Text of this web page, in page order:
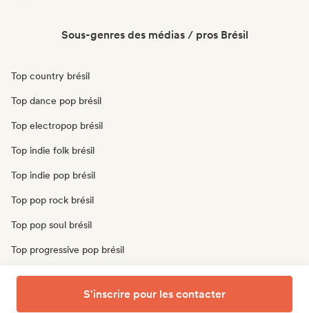
Sous-genres des médias / pros Brésil
Top country brésil
Top dance pop brésil
Top electropop brésil
Top indie folk brésil
Top indie pop brésil
Top pop rock brésil
Top pop soul brésil
Top progressive pop brésil
Top psychedelic pop brésil
Top singer-songwriter brésilS'inscrire pour les contacter